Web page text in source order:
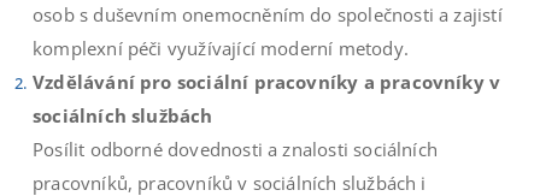
osob s duševním onemocněním do společnosti a zajistí
komplexní péči využívající moderní metody.
Vzdělávání pro sociální pracovníky a pracovníky v
sociálních službách
Posílit odborné dovednosti a znalosti sociálních
pracovníků, pracovníků v sociálních službách i